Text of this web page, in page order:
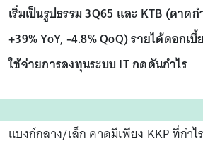
เริ่มเป็นรูปธรรม 3Q65 และ KTB (คาด
+39% YoY, -4.8% QoQ) รายได้ดอกเ
ใช้จ่ายการลงทุนระบบ IT กดดันกำไร
แบงก์กลาง/เล็ก คาดมีเพียง KKP ที่กำไ